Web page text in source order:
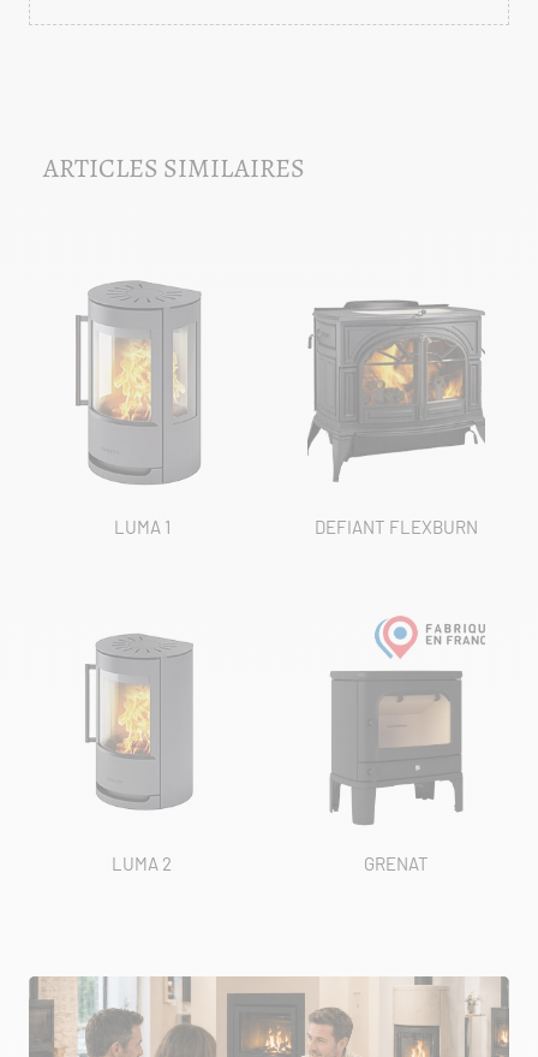
ARTICLES SIMILAIRES
LUMA 1 DEFIANT FLEXBURN
LUMA 2 GRENAT